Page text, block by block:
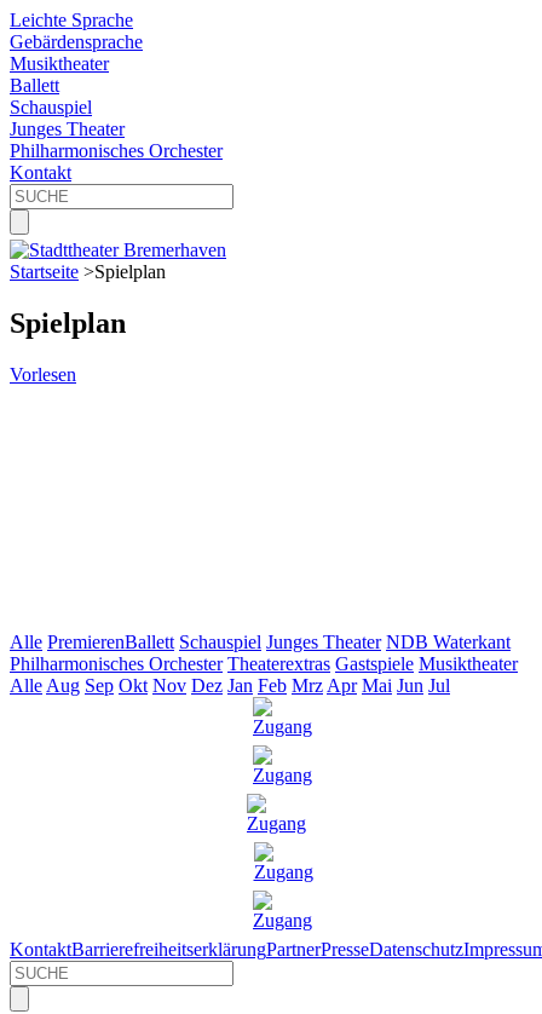
Leichte Sprache
Gebärdensprache
Musiktheater
Ballett
Schauspiel
Junges Theater
Philharmonisches Orchester
Kontakt
Startseite >Spielplan
Spielplan
Vorlesen
Alle PremierenBallett Schauspiel Junges Theater NDB Waterkant
Philharmonisches Orchester Theaterextras Gastspiele Musiktheater
Alle Aug Sep Okt Nov Dez Jan Feb Mrz Apr Mai Jun Jul
KontaktBarrierefreiheitserklärungPartnerPresseDatenschutz